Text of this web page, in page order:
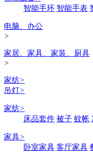
智能手环 智能手表
电脑、办公
>
家居、家具、家装、厨具
>
家纺>
吊灯>
家纺>
床品套件 被子 蚊帐
家具>
卧室家具 客厅家具